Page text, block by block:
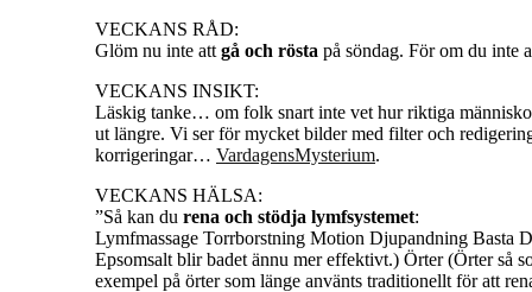
VECKANS RÅD:
Glöm nu inte att gå och rösta på söndag. För om du inte
VECKANS INSIKT:
Läskig tanke… om folk snart inte vet hur riktiga
ut längre. Vi ser för mycket bilder med filter och
korrigeringar… VardagensMysterium.
VECKANS HÄLSA:
”Så kan du rena och stödja lymfsystemet:
Lymfmassage Torrborstning Motion Djupandning Basta
Epsomsalt blir badet ännu mer effektivt.) Örter (Örter så
exempel på örter som länge använts traditionellt för att